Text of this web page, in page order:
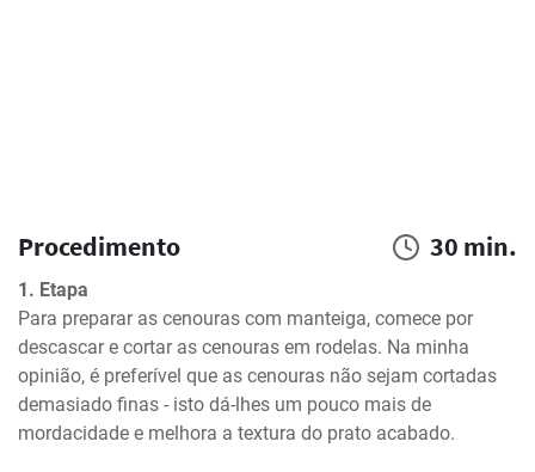
Procedimento 30 min.
1. Etapa
Para preparar as cenouras com manteiga, comece por
descascar e cortar as cenouras em rodelas. Na minha
opinião, é preferível que as cenouras não sejam cortadas
demasiado finas - isto dá-lhes um pouco mais de
mordacidade e melhora a textura do prato acabado.